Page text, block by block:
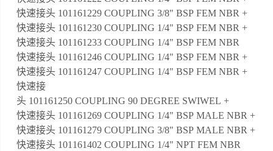
快速接头 101161229 COUPLING 3/8" BSP FEM NBR +
快速接头 101161230 COUPLING 1/4" BSP FEM NBR +
快速接头 101161233 COUPLING 1/4" BSP FEM NBR
快速接头 101161246 COUPLING 1/4" BSP FEM NBR +
快速接头 101161247 COUPLING 1/4" BSP FEM NBR +
快速接
头 101161250 COUPLING 90 DEGREE SWIWEL +
快速接头 101161269 COUPLING 1/4" BSP MALE NBR +
快速接头 101161279 COUPLING 3/8" BSP MALE NBR +
快速接头 101161402 COUPLING 1/4" NPT FEM NBR